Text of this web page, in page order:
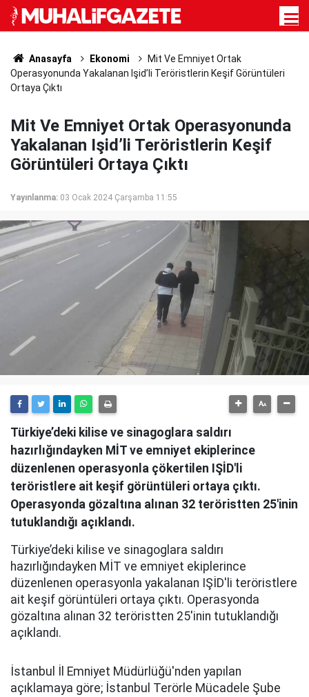
Anasayfa Ekonomi
Mit Ve Emniyet Ortak
Operasyonunda Yakalanan Işid’li Teröristlerin Keşif Görüntüleri
Ortaya Çıktı
Mit Ve Emniyet Ortak Operasyonunda
Yakalanan Işid’li Teröristlerin Keşif
Görüntüleri Ortaya Çıktı
Yayınlanma: 03 Ocak 2024 Çarşamba 11:55
Türkiye’deki kilise ve sinagoglara saldırı
hazırlığındayken MİT ve emniyet ekiplerince
düzenlenen operasyonla çökertilen IŞİD'li
teröristlere ait keşif görüntüleri ortaya çıktı.
Operasyonda gözaltına alınan 32 teröristten 25'inin
tutuklandığı açıklandı.
Türkiye’deki kilise ve sinagoglara saldırı
hazırlığındayken MİT ve emniyet ekiplerince
düzenlenen operasyonla yakalanan IŞİD'li teröristlere
ait keşif görüntüleri ortaya çıktı. Operasyonda
gözaltına alınan 32 teröristten 25'inin tutuklandığı
açıklandı.
İstanbul İl Emniyet Müdürlüğü'nden yapılan
açıklamaya göre; İstanbul Terörle Mücadele Şube